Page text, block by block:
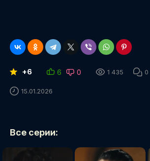
+6 6 0 1 435 0
15.01.2026
Все серии: